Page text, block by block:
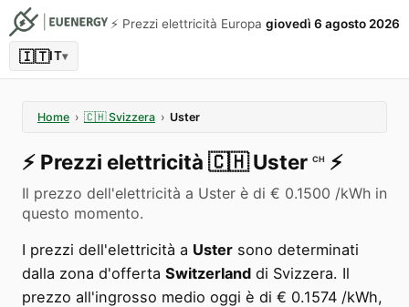
⚡️ Prezzi elettricità Europa giovedì 6 agosto 2026
🇮🇹IT▾
Home › 🇨🇭 Svizzera › Uster
⚡️ Prezzi elettricità 🇨🇭 Uster CH ⚡️
Il prezzo dell'elettricità a Uster è di € 0.1500 /kWh in
questo momento.
I prezzi dell'elettricità a Uster sono determinati
dalla zona d'offerta Switzerland di Svizzera. Il
prezzo all'ingrosso medio oggi è di € 0.1574 /kWh,